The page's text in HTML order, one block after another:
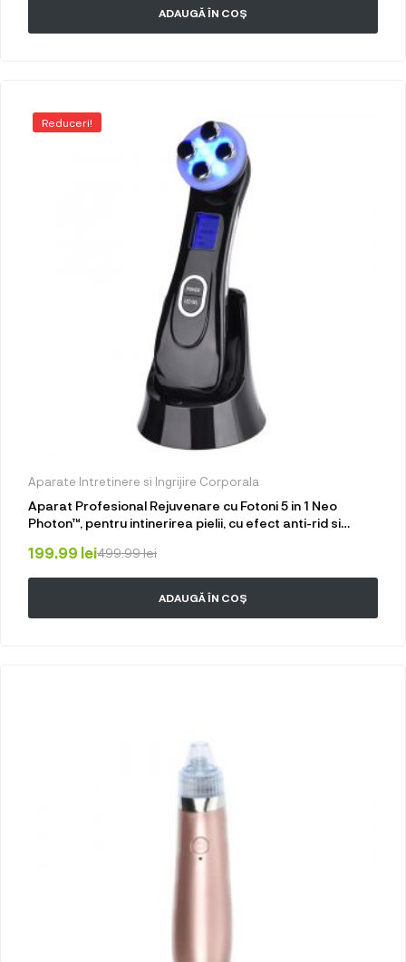
ADAUGĂ ÎN COȘ
Reduceri!
Aparate Intretinere si Ingrijire Corporala
Aparat Profesional Rejuvenare cu Fotoni 5 in 1 Neo
Photon™, pentru intinerirea pielii, cu efect anti-rid si
porii, elimina acneea, albire, pentru fata si gat, cu stativ
pentru incarcare rapida, Negru
499.99lei
199.99 lei
ADAUGĂ ÎN COȘ